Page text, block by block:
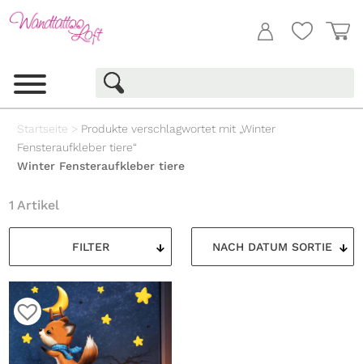
Startseite > Produkte verschlagwortet mit „Winter
Fensteraufkleber tiere“
Winter Fensteraufkleber tiere
FILTER
1 Artikel